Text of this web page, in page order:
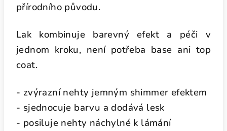
přírodního původu.
Lak kombinuje barevný efekt a péči v
jednom kroku, není potřeba base ani top
coat.
- zvýrazní nehty jemným shimmer efektem
- sjednocuje barvu a dodává lesk
- posiluje nehty náchylné k lámání